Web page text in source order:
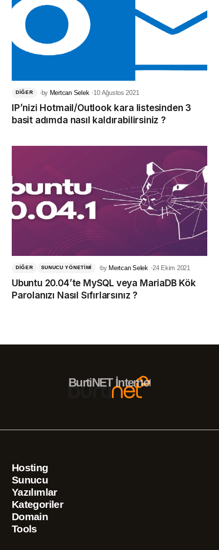
DIĞER by Mertcan Selek 10 Ağustos 2021
IP’nizi Hotmail/Outlook kara listesinden 3
basit adımda nasıl kaldırabilirsiniz ?
DIĞER SUNUCU YÖNETIMI by Mertcan Selek 24 Ekim 2021
Ubuntu 20.04’te MySQL veya MariaDB Kök
Parolanızı Nasıl Sıfırlarsınız ?
BurtiNET İnternet Hizmetleri –
Hosting
Sunucu
Yazılımlar
Kategoriler
Domain
Tools